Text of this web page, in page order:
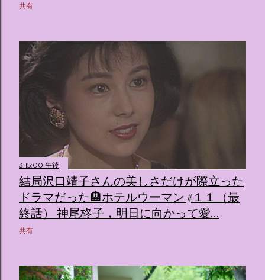
共有
3:15:00 午後
結局沢口靖子さんの美しさだけが際立った
ドラマだった🏨ホテルウーマン #１１（最
終話） 神尾柊子，明日に向かって愛…
共有